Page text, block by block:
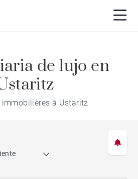
de lujo en
immobilières à Ustaritz